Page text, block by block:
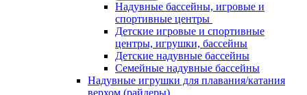
Надувные бассейны, игровые и
спортивные центры
Детские игровые и спортивные
центры, игрушки, бассейны
Детские надувные бассейны
Семейные надувные бассейны
Надувные игрушки для плавания/катания
верхом (райдеры)